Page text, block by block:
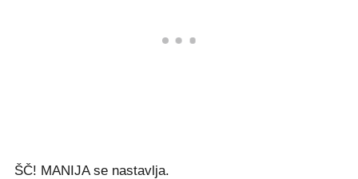
ŠČ! MANIJA se nastavlja.